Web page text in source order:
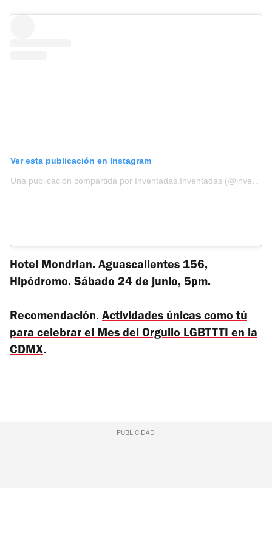
Ver esta publicación en Instagram
Hotel Mondrian. Aguascalientes 156,
Hipódromo. Sábado 24 de junio, 5pm.
Recomendación. Actividades únicas como tú
para celebrar el Mes del Orgullo LGBTTTI en la
CDMX.
PUBLICIDAD